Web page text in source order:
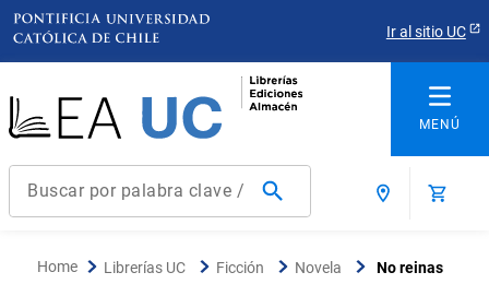
Ir al sitio UC
Buscar por palabra clave / título / autor / producto / ISBN
. derechoLibrerías UC Ficción Novela No reinas